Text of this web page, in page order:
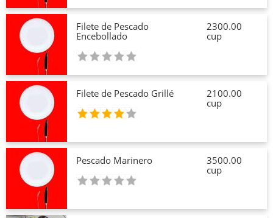
Filete de Pescado
Encebollado
2300.00
cup
Filete de Pescado Grillé
2100.00
cup
Pescado Marinero
3500.00
cup